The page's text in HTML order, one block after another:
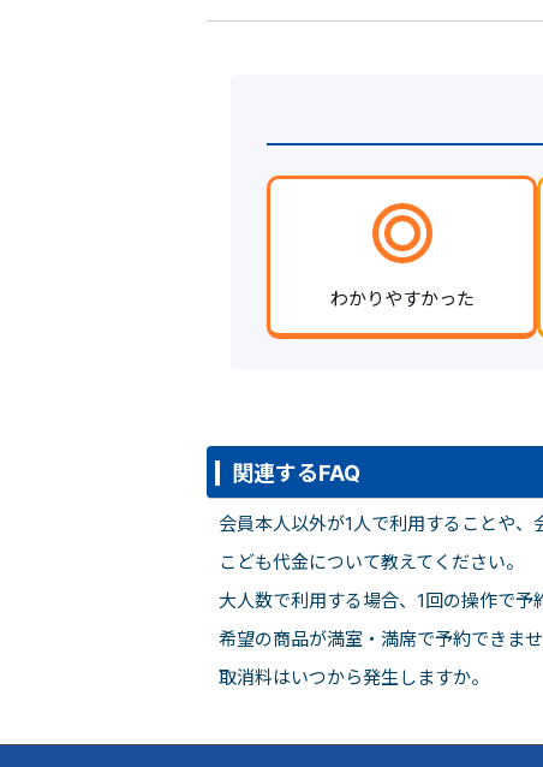
わかりやすかった
関連するFAQ
会員本人以外が1人で利用することや
こども代金について教えてください。
大人数で利用する場合、1回の操作で予
希望の商品が満室・満席で予約できま
取消料はいつから発生しますか。